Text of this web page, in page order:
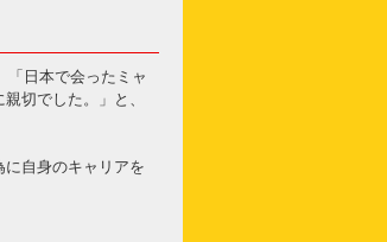
「日本で会ったミャ
切でした。」と、
自身のキャリアを